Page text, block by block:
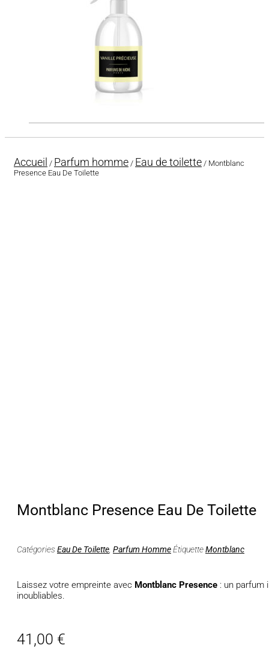
Accueil / Parfum homme / Eau de toilette / Montblanc
Presence Eau De Toilette
Montblanc Presence Eau De Toilette
CatégoriesEau De Toilette Parfum HommeÉtiquetteMontblanc
Laissez votre empreinte avec Montblanc Presence : un parfum
inoubliables.
41,00 €